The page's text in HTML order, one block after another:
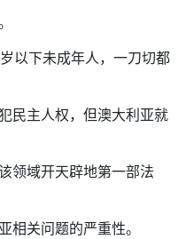
以下未成年人，一刀切都
民主人权，但澳大利亚就
领域开天辟地第一部法
相关问题的严重性。